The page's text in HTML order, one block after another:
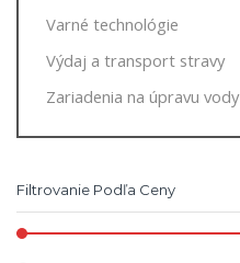
Varné technológie
Výdaj a transport stravy
Zariadenia na úpravu vody
Filtrovanie Podľa Ceny